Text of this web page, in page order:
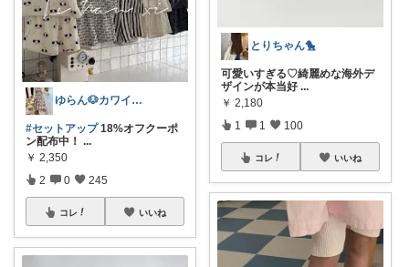
ゆらん🐶カワイイ物コレクター
#セットアップ18%オフクーポ
ン配布中！ ...
￥ 2,350
2 0 245
コレ いいね
とりちゃん🐤
可愛いすぎる♡綺麗めな海外デ
ザインが本当好 ...
￥ 2,180
1 1 100
コレ いいね